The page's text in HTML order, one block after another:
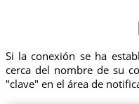
Si la conexión se ha
cerca del nombre de su
"clave" en el área de